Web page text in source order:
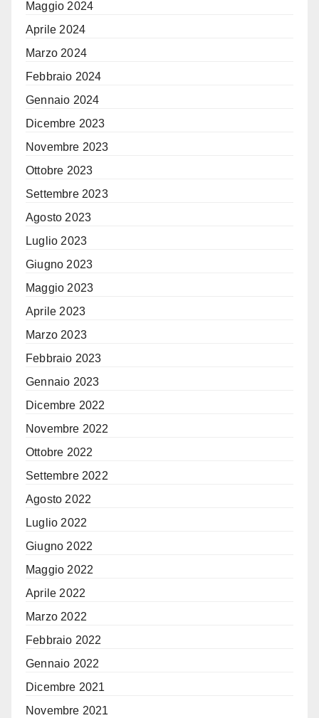
Maggio 2024
Aprile 2024
Marzo 2024
Febbraio 2024
Gennaio 2024
Dicembre 2023
Novembre 2023
Ottobre 2023
Settembre 2023
Agosto 2023
Luglio 2023
Giugno 2023
Maggio 2023
Aprile 2023
Marzo 2023
Febbraio 2023
Gennaio 2023
Dicembre 2022
Novembre 2022
Ottobre 2022
Settembre 2022
Agosto 2022
Luglio 2022
Giugno 2022
Maggio 2022
Aprile 2022
Marzo 2022
Febbraio 2022
Gennaio 2022
Dicembre 2021
Novembre 2021